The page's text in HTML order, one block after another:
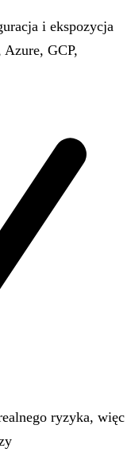
i ekspozycja
GCP,
ryzyka, więc